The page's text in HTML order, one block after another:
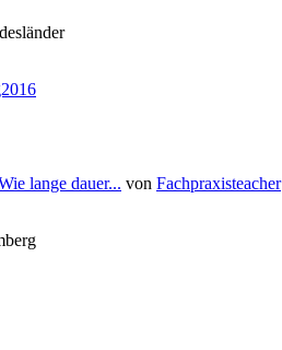
lange dauer... von Fachpraxisteacher